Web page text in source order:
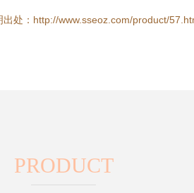
出处：http://www.sseoz.com/product/
PRODUCT